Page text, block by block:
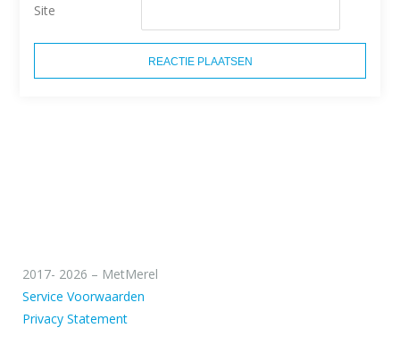
Site
2017- 2026 – MetMerel
Service Voorwaarden
Privacy Statement